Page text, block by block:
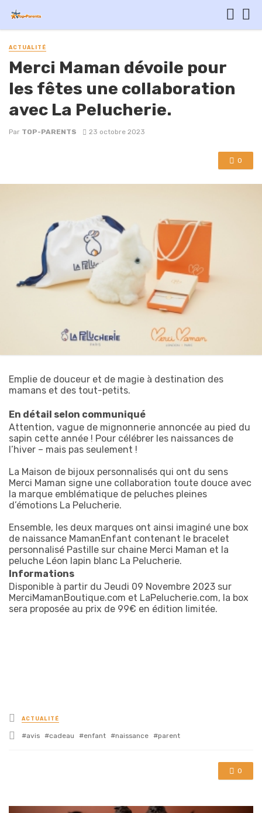
ACTUALITÉ
Merci Maman dévoile pour
les fêtes une collaboration
avec La Pelucherie.
Par TOP-PARENTS 23 octobre 2023
0
Emplie de douceur et de magie à destination des
mamans et des tout-petits.
En détail selon communiqué
Attention, vague de mignonnerie annoncée au pied du
sapin cette année ! Pour célébrer les naissances de
l’hiver – mais pas seulement !
La Maison de bijoux personnalisés qui ont du sens
Merci Maman signe une collaboration toute douce avec
la marque emblématique de peluches pleines
d’émotions La Pelucherie.
Ensemble, les deux marques ont ainsi imaginé une box
de naissance MamanEnfant contenant le bracelet
personnalisé Pastille sur chaine Merci Maman et la
peluche Léon lapin blanc La Pelucherie.
Informations
Disponible à partir du Jeudi 09 Novembre 2023 sur
MerciMamanBoutique.com et LaPelucherie.com, la box
sera proposée au prix de 99€ en édition limitée.
Posted
in
ACTUALITÉ
Tagged
avis cadeau enfant naissance parent
0